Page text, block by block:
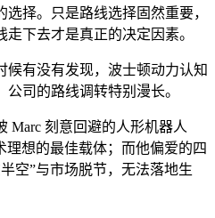
择。只是路线选择固然重要，
下去才是真正的决定因素。
有没有发现，波士顿动力认知
司的路线调转特别漫长。
刻意回避的人形机器人
理想的最佳载体；而他偏爱的四
空”与市场脱节，无法落地生